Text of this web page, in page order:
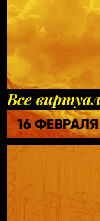
Все
16 ФЕВРАЛЯ